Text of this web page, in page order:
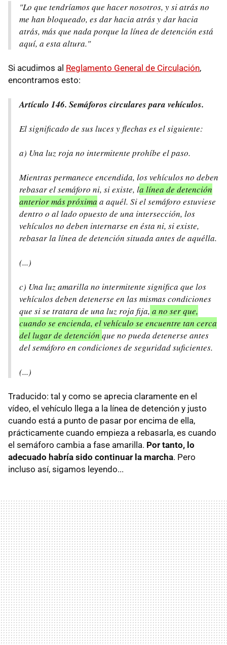
"Lo que tendríamos que hacer nosotros, y si atrás no
me han bloqueado, es dar hacia atrás y dar hacia
atrás, más que nada porque la línea de detención está
aquí, a esta altura."
Si acudimos al Reglamento General de Circulación,
encontramos esto:
Artículo 146. Semáforos circulares para vehículos.
El significado de sus luces y flechas es el siguiente:
a) Una luz roja no intermitente prohíbe el paso.
Mientras permanece encendida, los vehículos no deben
rebasar el semáforo ni, si existe, la línea de detención
anterior más próxima a aquél. Si el semáforo estuviese
dentro o al lado opuesto de una intersección, los
vehículos no deben internarse en ésta ni, si existe,
rebasar la línea de detención situada antes de aquélla.
(...)
c) Una luz amarilla no intermitente significa que los
vehículos deben detenerse en las mismas condiciones
que si se tratara de una luz roja fija, a no ser que,
cuando se encienda, el vehículo se encuentre tan cerca
del lugar de detención que no pueda detenerse antes
del semáforo en condiciones de seguridad suficientes.
(...)
Traducido: tal y como se aprecia claramente en el
vídeo, el vehículo llega a la línea de detención y justo
cuando está a punto de pasar por encima de ella,
prácticamente cuando empieza a rebasarla, es cuando
el semáforo cambia a fase amarilla. Por tanto, lo
adecuado habría sido continuar la marcha. Pero
incluso así, sigamos leyendo...